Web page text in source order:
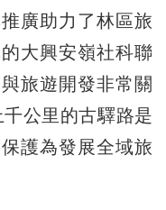
廣助力了林區旅
大興安嶺社科聯
旅遊開發非常關
公里的古驛路是
護為發展全域旅